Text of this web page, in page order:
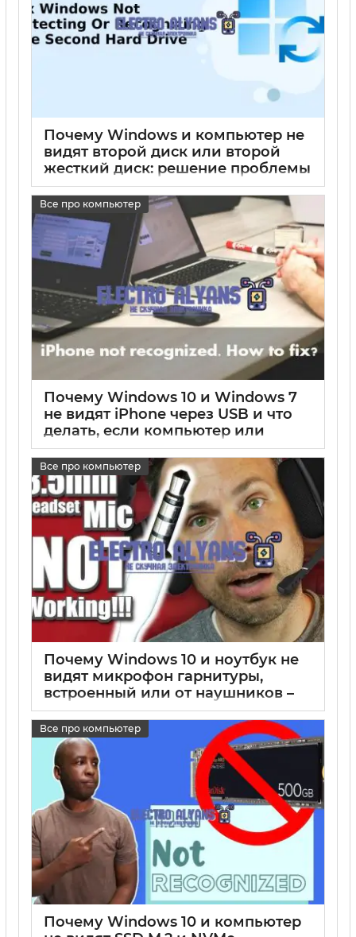
Почему Windows и компьютер не
видят второй диск или второй
жесткий диск: решение проблемы
на Windows 10 и Windows 7
17 05 2025 0
Все про компьютер
Почему Windows 10 и Windows 7
не видят iPhone через USB и что
делать, если компьютер или
ноутбук не видит подключенный
айфон
17 05 2025 0
Все про компьютер
Почему Windows 10 и ноутбук не
видят микрофон гарнитуры,
встроенный или от наушников –
решения и причины
17 05 2025 0
Все про компьютер
Почему Windows 10 и компьютер